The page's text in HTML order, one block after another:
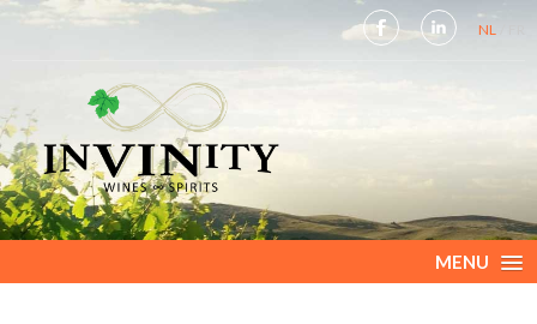
NL
MENU